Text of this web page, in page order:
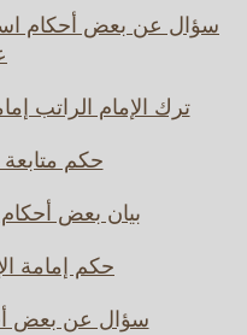
سؤال عن بعض أحكام
ترك الإمام الراتب
حكم متابعة
بيان بعض
حكم إمامة
سؤال عن بعض